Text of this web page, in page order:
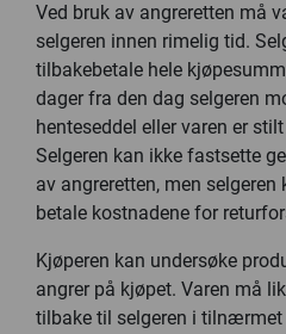
Ved bruk av angreretten må
selgeren innen rimelig tid.
tilbakebetale hele
dager fra den dag selgeren
henteseddel eller varen er
Selgeren kan ikke fastsette
av angreretten, men selgeren
betale kostnadene for
Kjøperen kan undersøke
angrer på kjøpet. Varen må
tilbake til selgeren i